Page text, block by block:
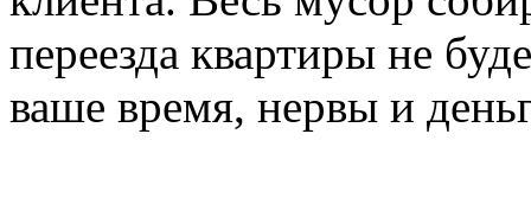
переезда квартиры не
ваше время, нервы и